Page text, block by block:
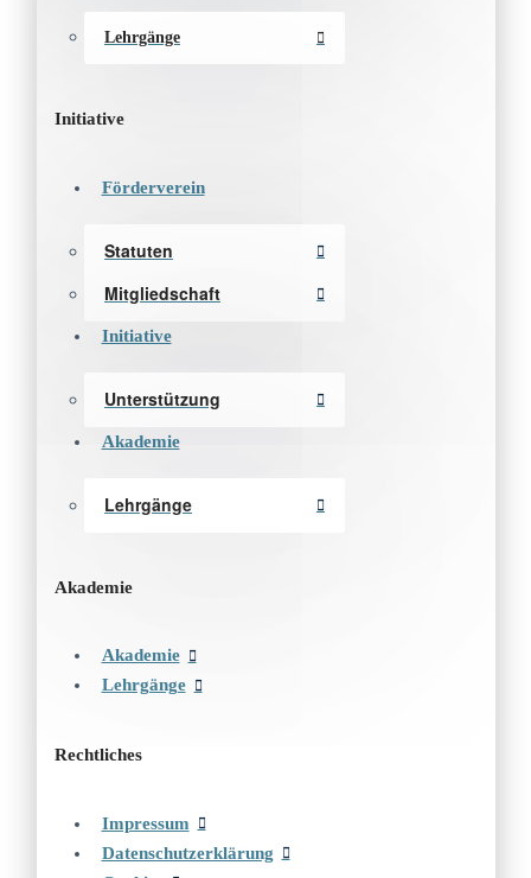
Lehrgänge
Initiative
Förderverein
Statuten
Mitgliedschaft
Initiative
Unterstützung
Akademie
Lehrgänge
Akademie
Akademie
Lehrgänge
Rechtliches
Impressum
Datenschutzerklärung